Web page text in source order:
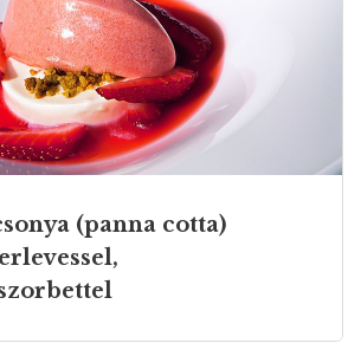
(panna cotta)